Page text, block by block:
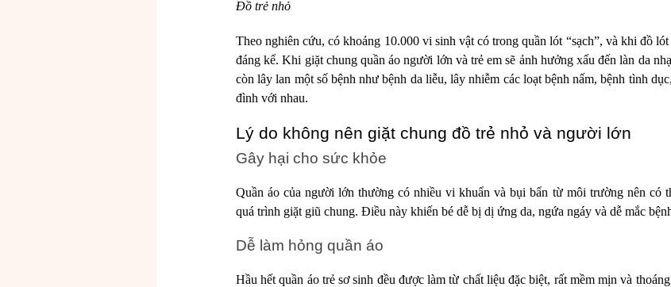
Đồ trẻ nhỏ
Theo nghiên cứu, có khoảng 10.000 vi sinh vật có trong quần lót “sạch”, và khi đồ
đáng kể. Khi giặt chung quần áo người lớn và trẻ em sẽ ảnh hưởng xấu đến làn da
còn lây lan một số bệnh như bệnh da liễu, lây nhiễm các loạt bệnh nấm, bệnh tình
đình với nhau.
Lý do không nên giặt chung đồ trẻ nhỏ và người lớn
Gây hại cho sức khỏe
Quần áo của người lớn thường có nhiều vi khuẩn và bụi bẩn từ môi trường nên có
quá trình giặt giũ chung. Điều này khiến bé dễ bị dị ứng da, ngứa ngáy và dễ mắc
Dễ làm hỏng quần áo
Hầu hết quần áo trẻ sơ sinh đều được làm từ chất liệu đặc biệt, rất mềm mịn và